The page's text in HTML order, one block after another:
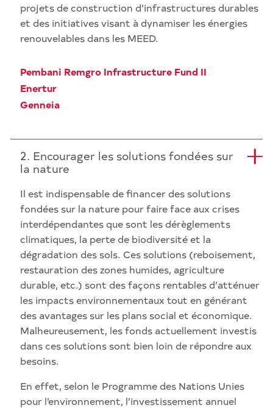
projets de construction d’infrastructures durables
et des initiatives visant à dynamiser les énergies
renouvelables dans les MEED.
Pembani Remgro Infrastructure Fund II
Enertur
Genneia
2. Encourager les solutions fondées sur
la nature
Il est indispensable de financer des solutions
fondées sur la nature pour faire face aux crises
interdépendantes que sont les dérèglements
climatiques, la perte de biodiversité et la
dégradation des sols. Ces solutions (reboisement,
restauration des zones humides, agriculture
durable, etc.) sont des façons rentables d’atténuer
les impacts environnementaux tout en générant
des avantages sur les plans social et économique.
Malheureusement, les fonds actuellement investis
dans ces solutions sont bien loin de répondre aux
besoins.
En effet, selon le Programme des Nations Unies
pour l’environnement, l’investissement annuel